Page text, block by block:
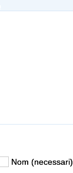
Nom (necessari)